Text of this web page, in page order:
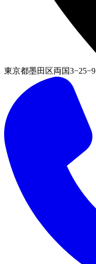
東京都墨田区両国3−25−9